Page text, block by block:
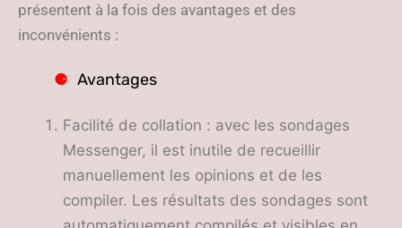
présentent à la fois des avantages et des
inconvénients :
Avantages
Facilité de collation : avec les sondages
Messenger, il est inutile de recueillir
manuellement les opinions et de les
compiler. Les résultats des sondages sont